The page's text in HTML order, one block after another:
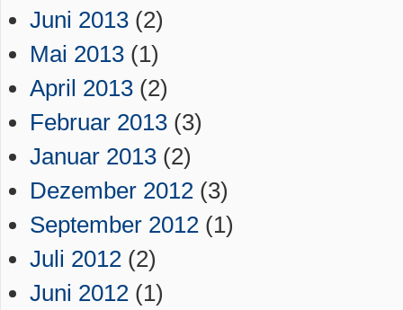
Juni 2013 (2)
Mai 2013 (1)
April 2013 (2)
Februar 2013 (3)
Januar 2013 (2)
Dezember 2012 (3)
September 2012 (1)
Juli 2012 (2)
Juni 2012 (1)